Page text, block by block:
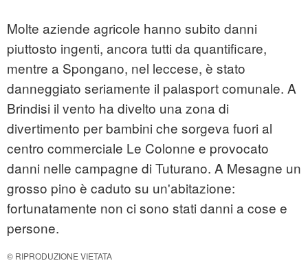
Molte aziende agricole hanno subito danni
piuttosto ingenti, ancora tutti da quantificare,
mentre a Spongano, nel leccese, è stato
danneggiato seriamente il palasport comunale. A
Brindisi il vento ha divelto una zona di
divertimento per bambini che sorgeva fuori al
centro commerciale Le Colonne e provocato
danni nelle campagne di Tuturano. A Mesagne un
grosso pino è caduto su un'abitazione:
fortunatamente non ci sono stati danni a cose e
persone.
© RIPRODUZIONE VIETATA